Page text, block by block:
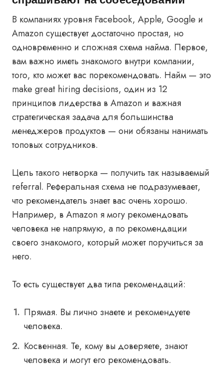
В компаниях уровня Facebook, Apple, Google и
Amazon существует достаточно простая, но
одновременно и сложная схема найма. Первое,
вам важно иметь знакомого внутри компании,
того, кто может вас порекомендовать. Найм — это
make great hiring decisions, один из 12
принципов лидерства в Amazon и важная
стратегическая задача для большинства
менеджеров продуктов — они обязаны нанимать
топовых сотрудников.
Цель такого нетворка — получить так называемый
referral. Реферальная схема не подразумевает,
что рекомендатель знает вас очень хорошо.
Например, в Amazon я могу рекомендовать
человека не напрямую, а по рекомендации
своего знакомого, который может поручиться за
него.
То есть существует два типа рекомендаций:
Прямая. Вы лично знаете и рекомендуете
человека.
Косвенная. Те, кому вы доверяете, знают
человека и могут его рекомендовать.